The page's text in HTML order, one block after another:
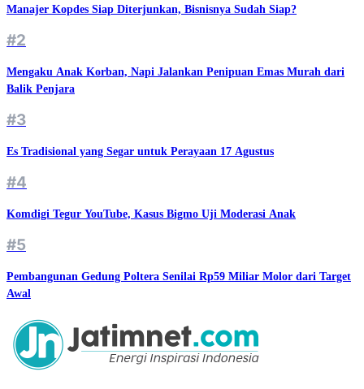
Manajer Kopdes Siap Diterjunkan, Bisnisnya Sudah Siap?
#2
Mengaku Anak Korban, Napi Jalankan Penipuan Emas Murah dari
Balik Penjara
#3
Es Tradisional yang Segar untuk Perayaan 17 Agustus
#4
Komdigi Tegur YouTube, Kasus Bigmo Uji Moderasi Anak
#5
Pembangunan Gedung Poltera Senilai Rp59 Miliar Molor dari Target
Awal